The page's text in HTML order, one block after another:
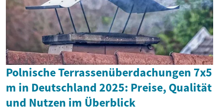
Polnische Terrassenüberdachungen 7x5
m in Deutschland 2025: Preise, Qualität
und Nutzen im Überblick